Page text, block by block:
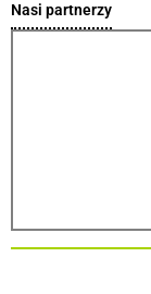
Nasi partnerzy